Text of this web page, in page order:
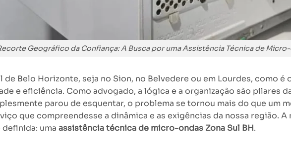
Geográfico da Confiança: A Busca por uma Assistência Técnica de Micro-
de Belo Horizonte, seja no Sion, no Belvedere ou em Lourdes, como é
e eficiência. Como advogado, a lógica e a organização são pilares
parou de esquentar, o problema se tornou mais do que um
que compreendesse a dinâmica e as exigências da nossa região. A
uma assistência técnica de micro-ondas Zona Sul BH.